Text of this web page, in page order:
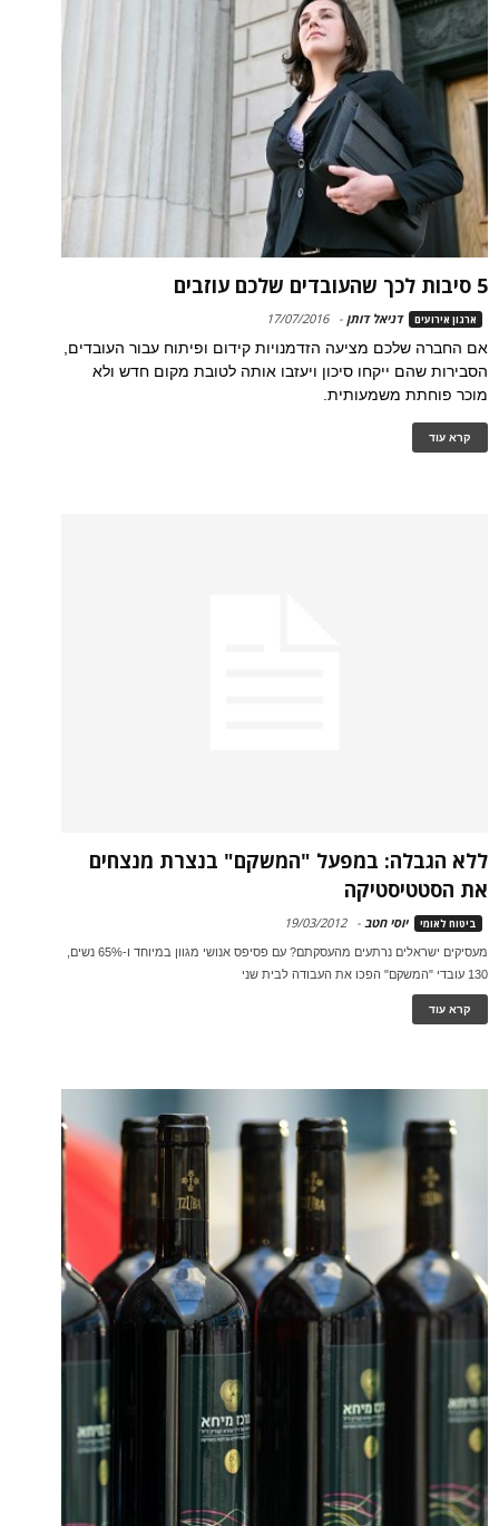
5 סיבות לכך שהעובדים שלכם עוזבים
ארגון אירועים דניאל דותן -
17/07/2016
אם החברה שלכם מציעה הזדמנויות קידום ופיתוח עבור העובדים,
הסבירות שהם ייקחו סיכון ויעזבו אותה לטובת מקום חדש ולא
מוכר פוחתת משמעותית.
קרא עוד
ללא הגבלה: במפעל "המשקם" בנצרת מנצחים
את הסטטיסטיקה
ביטוח לאומי יוסי חטב -
19/03/2012
מעסיקים ישראלים נרתעים מהעסקתם? עם פסיפס אנושי מגוון במיוחד ו-65% נשים,
130 עובדי "המשקם" הפכו את העבודה לבית שני
קרא עוד